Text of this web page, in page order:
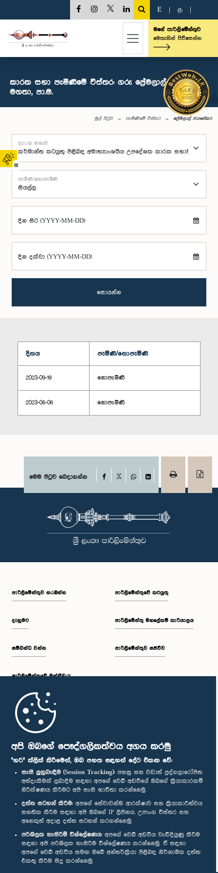
අපි ඔබගේ පෞද්ගලිකත්වය අගය කරමු
"හරි" ක්ලික් කිරීමෙන්, ඔබ පහත සඳහන් දේට එකඟ වේ:
සැසි ලුහුබැඳීම (Session Tracking): පහසු සහ වඩාත් පුද්ගලාරෝපිත
අත්දැකීමක් ලබාදීම සඳහා අපගේ වෙබ් අඩවියේ ඔබගේ ක්‍රියාකාරකම්
නිරීක්ෂණය කිරීමට අපි සැසි භාවිතා කරන්නෙමු.
දත්ත සටහන් කිරීම: අපගේ සේවාවන්හි ආරක්ෂාව සහ ක්‍රියාකාරීත්වය
සහතික කිරීම සඳහා අපි ඔබගේ IP ලිපිනය, උපාංග විස්තර සහ
අනෙකුත් අදාළ දත්ත සටහන් කරගන්නෙමු.
පරිශීලක හැසිරීම් විශ්ලේෂණය: අපගේ වෙබ් අඩවිය වැඩිදියුණු කිරීම
සඳහා අපි පරිශීලක හැසිරීම විශ්ලේෂණය කරන්නෙමු. ඒ සඳහා
අපගේ වෙබ් අඩවිය සමඟ ඔබේ අන්තර්ක්‍රියා පිළිබඳ නිර්නාමික දත්ත
එකතු කිරීම සිදු කරන්නෙමු.
02
E த
මගේ පාර්ලිමේන්තුව
මෙතැනින් පිවිසෙන්න
කාරක සභා පැමිණීමේ විස්තර: ගරු ප්‍රේමලාල් ජයසේකර
මහතා, පා.ම.
මුල් පිටුව පැමිණීමේ විස්තර ප්‍රේමලාල් ජයසේකර
කාරක සභාව
පැමිණි/නොපැමිණි
දින සිට (YYYY-MM-DD)
දින දක්වා (YYYY-MM-DD)
සොයන්න
දිනය පැමිණි/නොපැමිණි
2023-09-19 නොපැමිණි
2023-06-06 නොපැමිණි
මෙම පිටුව බෙදාගන්න Facebook
WhatsAppLinkedIn
පාර්ලි‌මේන්තුව නරඹන්න
දැනුමට
සම්බන්ධ වන්න
පාර්ලි‌මේන්තුවේ මන්ත්‍රීවරු
මුල් පිටුව
පාර්ලිමේන්තුවේ කටයුතු
පාර්ලිමේන්තු මහලේකම් කාර්යාලය
පාර්ලිමේන්තුව සජීවීව
පාර්ලිමේන්තු ජංගම යෙදුම
අප හා සම්බන්ධ වී සිටින්න :
සම්මාන
පෞද්ගලිකත්ව ප්‍රතිපත්තිය